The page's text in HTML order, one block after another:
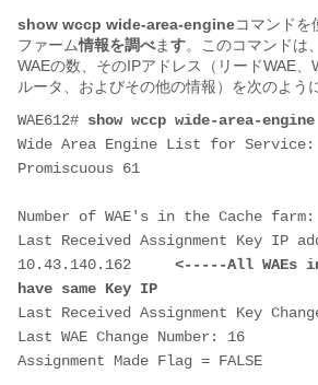
show wccp wide-area-engineコマンドを
ファーム情報を調べます。このコマンドは
WAEの数、そのIPアドレス（リードWAE、
ルータ、およびその他の情報）を次のよう
WAE612# show wccp wide-area-engine
Wide Area Engine List for Service:
Promiscuous 61
Number of WAE's in the Cache
Last Received Assignment Key IP
10.43.140.162 <-----All WAEs
have same Key IP
Last Received Assignment Key
Last WAE Change Number: 16
Assignment Made Flag = FALSE